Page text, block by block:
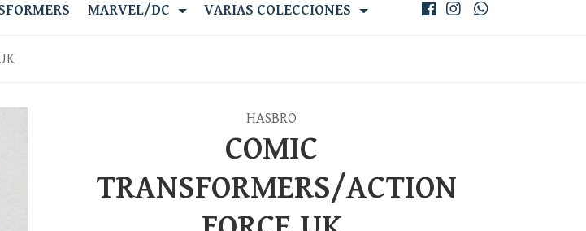
MARVEL/DC VARIAS COLECCIONES
HASBRO
COMIC
TRANSFORMERS/ACTION